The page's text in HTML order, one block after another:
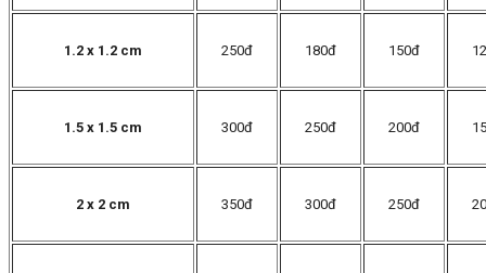
1.2 x 1.2 cm 250đ 180đ 150đ
1.5 x 1.5 cm 300đ 250đ 200đ
2 x 2 cm 350đ 300đ 250đ